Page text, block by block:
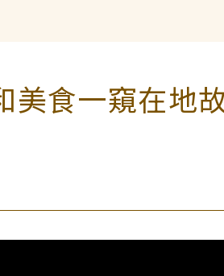
美食一窺在地